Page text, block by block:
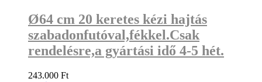
Ø64 cm 20 keretes kézi hajtás
szabadonfutóval,fékkel.Csak
rendelésre,a gyártási idő 4-5 hét.
243.000 Ft